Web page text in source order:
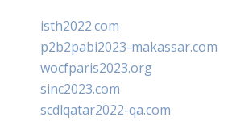
isth2022.com
p2b2pabi2023-makassar.com
wocfparis2023.org
sinc2023.com
scdlqatar2022-qa.com